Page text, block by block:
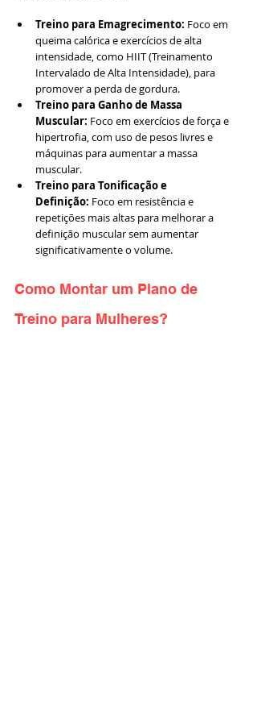
Treino para Emagrecimento: Foco em
queima calórica e exercícios de alta
intensidade, como HIIT (Treinamento
Intervalado de Alta Intensidade), para
promover a perda de gordura.
Treino para Ganho de Massa
Muscular: Foco em exercícios de força e
hipertrofia, com uso de pesos livres e
máquinas para aumentar a massa
muscular.
Treino para Tonificação e
Definição: Foco em resistência e
repetições mais altas para melhorar a
definição muscular sem aumentar
significativamente o volume.
Como Montar um Plano de
Treino para Mulheres?